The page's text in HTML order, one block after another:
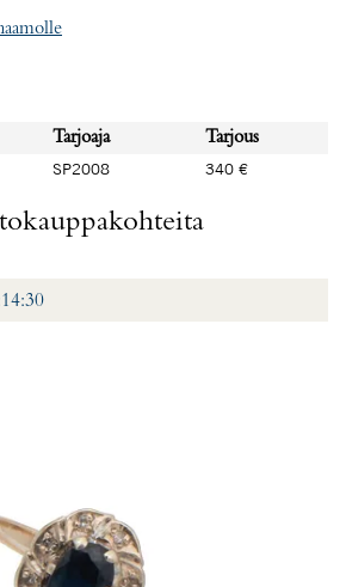
Tarjoaja
Tarjous
SP2008 340 €